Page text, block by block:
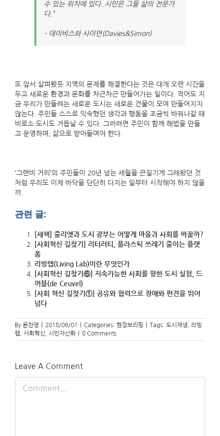
수 있는 위치에 있다. 시민은 그들 삶의 전문가
다.”
– 데이비스와 사이먼(Davies&Simon)
또 앞서 살펴봤듯 지역의 문제를 해결한다는 것은 대개 오랜 시간을
두고 새로운 환경과 문화를 차근차근 만들어가는 일이다. 적어도 지
금 우리가 만들려는 새로운 도시는 새로운 건물이 모여 만들어지지
않는다. 주민들 스스로 익숙했던 생각과 행동을 조금씩 바꿔나갈 때
비로소 도시도 거듭날 수 있다. 그러려면 주민이 함께 해법을 만들
고 운영하며, 삶으로 받아들여야 한다.
‘그랜비 거리’의 주민들이 20년 넘는 세월을 끈질기게 그래왔던 것
처럼 우리도 이제 바닥을 단단히 다지는 일부터 시작해야 하지 않을
까.
관련 글:
[새책] 줄리엣과 도시 광부는 어떻게 마을과 사회를 바꿀까?
[사회혁신 길찾기] 리터러티, 플라스틱 쓰레기 줄이는 플랫
폼
리빙랩(Living Lab)이란 무엇인가
[사회혁신 길찾기⑥] 지속가능한 사회를 향한 도시 실험, 드
꺼블(de Ceuvel)
[사회 혁신 길찾기①] 공유와 협력으로 장애와 편견을 뛰어
넘다
By 윤찬영 2018/06/01 Categories: 현장브리핑 Tags: 도시재생
리빙
랩
사회혁신 시민자산화 0 Comments
Leave A Comment